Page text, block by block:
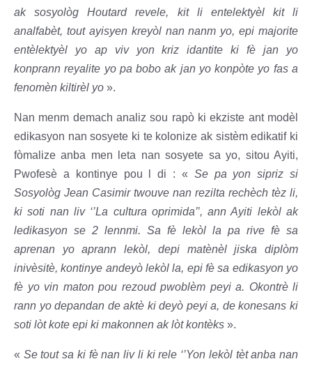
ak sosyològ Houtard revele, kit li entelektyèl kit li
analfabèt, tout ayisyen kreyòl nan nanm yo, epi majorite
entèlektyèl yo ap viv yon kriz idantite ki fè jan yo
konprann reyalite yo pa bobo ak jan yo konpòte yo fas a
fenomèn kiltirèl yo ».
Nan menm demach analiz sou rapò ki ekziste ant modèl
edikasyon nan sosyete ki te kolonize ak sistèm edikatif ki
fòmalize anba men leta nan sosyete sa yo, sitou Ayiti,
Pwofesè a kontinye pou l di : « Se pa yon sipriz si
Sosyològ Jean Casimir twouve nan rezilta rechèch tèz li,
ki soti nan liv ‘’La cultura oprimida’’, ann Ayiti lekòl ak
ledikasyon se 2 lennmi. Sa fè lekòl la pa rive fè sa
aprenan yo aprann lekòl, depi matènèl jiska diplòm
inivèsitè, kontinye andeyò lekòl la, epi fè sa edikasyon yo
fè yo vin maton pou rezoud pwoblèm peyi a. Okontrè li
rann yo depandan de aktè ki deyò peyi a, de konesans ki
soti lòt kote epi ki makonnen ak lòt kontèks ».
« Se tout sa ki fè nan liv li ki rele ‘’Yon lekòl tèt anba nan